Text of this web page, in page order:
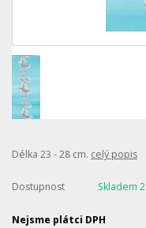
Délka 23 - 28 cm. celý popis
Dostupnost Skladem 2
Nejsme plátci DPH